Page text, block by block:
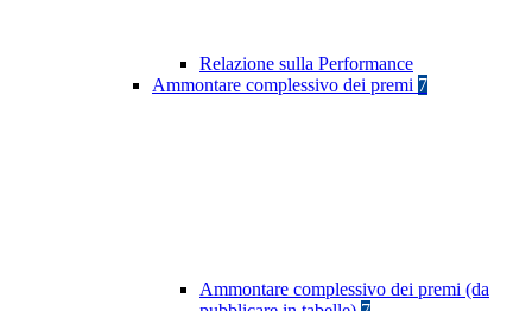
Relazione sulla Performance
Ammontare complessivo dei premi 7
Ammontare complessivo dei premi (da